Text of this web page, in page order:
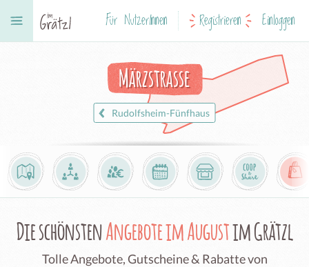
Für NutzerInnen Registrieren Einloggen
Märzstrasse
Rudolfsheim-Fünfhaus
Die schönstenAngebote im Augustim Grätzl
Tolle Angebote, Gutscheine & Rabatte von